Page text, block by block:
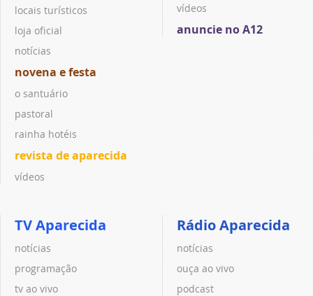
locais turísticos
loja oficial
notícias
novena e festa
o santuário
pastoral
rainha hotéis
revista de aparecida
vídeos
vídeos
anuncie no A12
TV Aparecida
notícias
programação
tv ao vivo
Rádio Aparecida
notícias
ouça ao vivo
podcast